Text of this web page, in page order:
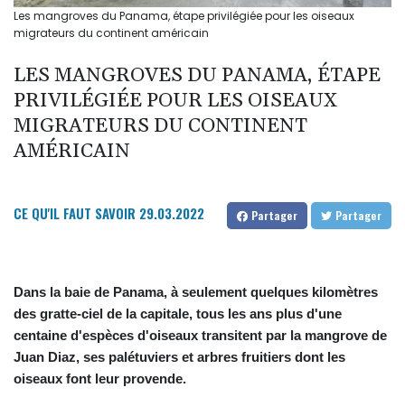
Les mangroves du Panama, étape privilégiée pour les oiseaux
migrateurs du continent américain
LES MANGROVES DU PANAMA, ÉTAPE
PRIVILÉGIÉE POUR LES OISEAUX
MIGRATEURS DU CONTINENT
AMÉRICAIN
CE QU'IL FAUT SAVOIR 29.03.2022 Partager Partager
Dans la baie de Panama, à seulement quelques kilomètres
des gratte-ciel de la capitale, tous les ans plus d'une
centaine d'espèces d'oiseaux transitent par la mangrove de
Juan Diaz, ses palétuviers et arbres fruitiers dont les
oiseaux font leur provende.